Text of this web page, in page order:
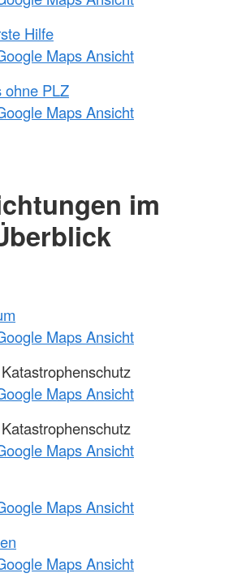
Hilfe
Maps Ansicht
ohne PLZ
Maps Ansicht
im
Maps Ansicht
Maps Ansicht
Maps Ansicht
Maps Ansicht
Maps Ansicht